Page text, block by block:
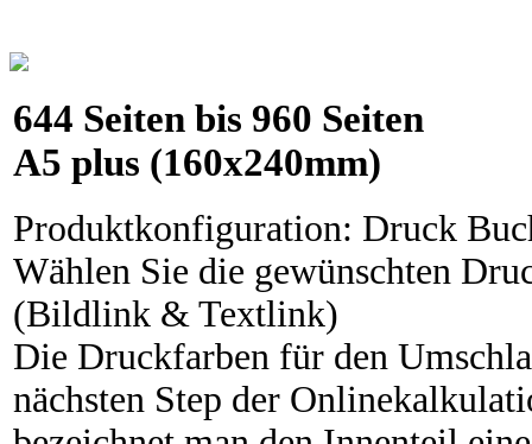
644 Seiten bis 960 Seiten
A5 plus (160x240mm)
Produktkonfiguration: Druck
Wählen Sie die gewünschten
(Bildlink & Textlink)
Die Druckfarben für den
nächsten Step der